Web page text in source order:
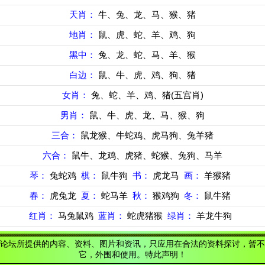
天肖： 牛、兔、龙、马、猴、猪
地肖： 鼠、虎、蛇、羊、鸡、狗
黑中： 兔、龙、蛇、马、羊、猴
白边： 鼠、牛、虎、鸡、狗、猪
女肖： 兔、蛇、羊、鸡、猪(五宫肖)
男肖： 鼠、牛、虎、龙、马、猴、狗
三合： 鼠龙猴、牛蛇鸡、虎马狗、兔羊猪
六合： 鼠牛、龙鸡、虎猪、蛇猴、兔狗、马羊
琴： 兔蛇鸡 棋： 鼠牛狗 书： 虎龙马 画： 羊猴猪
春：
虎兔龙 夏： 蛇马羊 秋： 猴鸡狗 冬： 鼠牛猪
红肖： 马兔鼠鸡 蓝肖： 蛇虎猪猴 绿肖： 羊龙牛狗
坛所提供的内容、资料、图片和资讯，只应用在合法的资料探讨，暂
它，外围和使用。特此声明！